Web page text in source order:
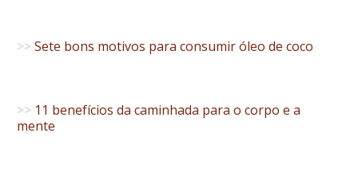
>> Sete bons motivos para consumir óleo de coco
>> 11 benefícios da caminhada para o corpo e a
mente